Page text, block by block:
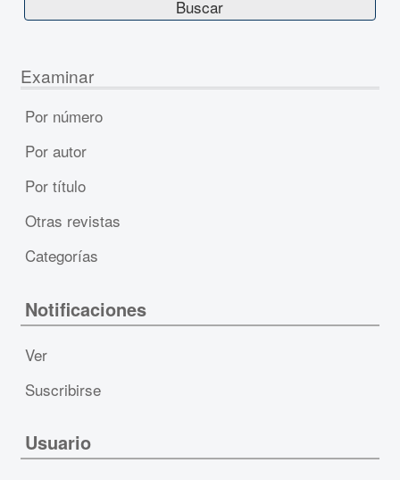
Examinar
Por número
Por autor
Por título
Otras revistas
Categorías
Notificaciones
Ver
Suscribirse
Usuario